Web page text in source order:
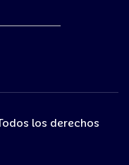
los derechos